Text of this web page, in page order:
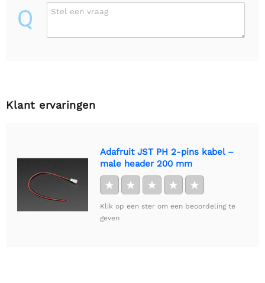
Q Stel een vraag
Klant ervaringen
Adafruit JST PH 2-pins kabel –
male header 200 mm
★ ★ ★ ★ ★
Klik op een ster om een beoordeling te
geven